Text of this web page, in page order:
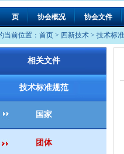
页 协会概况 协会文件
当前位置： 首页 > 四新技术 > 技术标
相关文件
技术标准规范
国家
团体